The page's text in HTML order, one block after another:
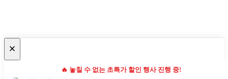
🔥 놓칠 수 없는 초특가 할인 행사 진행 중!